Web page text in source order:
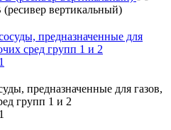
вертикальный)
предназначенные для газов,
групп 1 и 2